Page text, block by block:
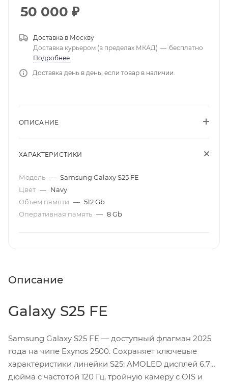
50 000 ₽
Доставка в Москву
Доставка курьером (в пределах МКАД) — бесплатно
Подробнее
Доставка день в день, если товар в наличии.
ОПИСАНИЕ
ХАРАКТЕРИСТИКИ
Модель — Samsung Galaxy S25 FE
Цвет — Navy
Объем памяти — 512 Gb
Оперативная память — 8 Gb
Описание
Galaxy S25 FE
Samsung Galaxy S25 FE — доступный флагман 2025
года на чипе Exynos 2500. Сохраняет ключевые
характеристики линейки S25: AMOLED дисплей 6.7
дюйма с частотой 120 Гц, тройную камеру с OIS и